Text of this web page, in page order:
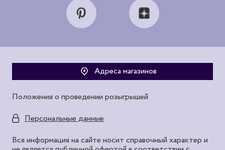
Адреса магазинов
Положения о проведении розыгрышей
Персональные данные
Вся информация на сайте носит справочный характер и